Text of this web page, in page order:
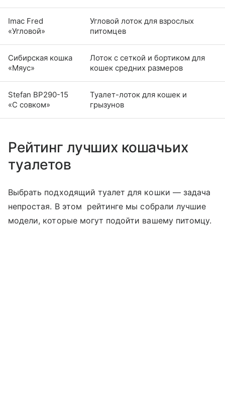
Imac Fred
«Угловой»
Угловой лоток для взрослых
питомцев
Сибирская кошка
«Мяус»
Лоток с сеткой и бортиком для
кошек средних размеров
Stefan BP290-15
«С совком»
Туалет-лоток для кошек и
грызунов
Рейтинг лучших кошачьих
туалетов
Выбрать подходящий туалет для кошки — задача
непростая. В этом рейтинге мы собрали лучшие
модели, которые могут подойти вашему питомцу.